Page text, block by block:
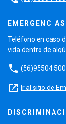
Teléfono en caso
vida dentro de
phone (56)95504
launch Ir al sitio de